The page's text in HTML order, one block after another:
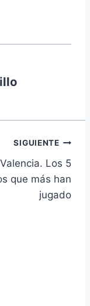
SIGUIENTE
Los 5
que más han
jugado